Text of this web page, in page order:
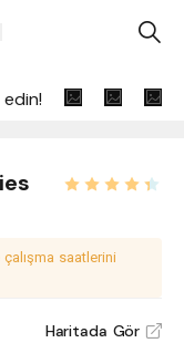
A
çalışma saatlerini
Haritada Gör V